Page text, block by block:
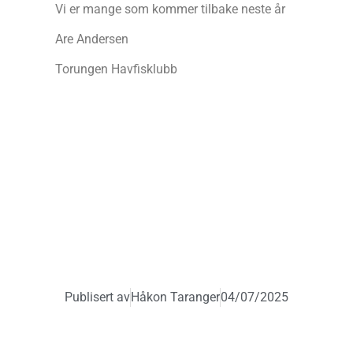
Vi er mange som kommer tilbake neste år
Are Andersen
Torungen Havfisklubb
Publisert avHåkon Taranger04/07/2025